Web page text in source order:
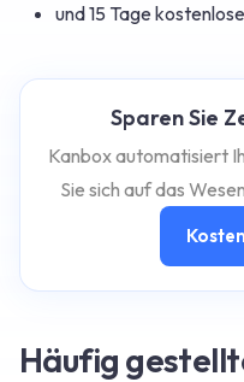
und 15 Tage
Sparen Sie
Kanbox automatisiert
Sie sich auf das
Häufig